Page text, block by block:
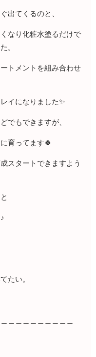
出てくるのと、
なり化粧水塗るだけで
。
トメントを組み合わせ
イになりました✨
でもできますが、
育ってます🍀
スタートできますよう
たい。